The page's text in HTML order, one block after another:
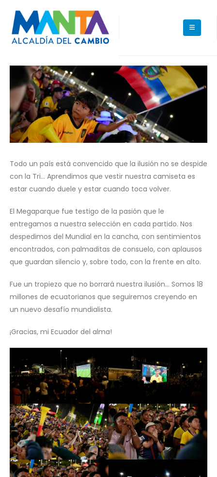
Todo un país está convencido que la ilusión no se despide
con la Tri… Aprendimos que vestir nuestra camiseta es
estar cuando duele y estar cuando toca volver.
El Megaparque fue testigo de la pasión que le
entregamos a nuestra selección en cada partido. Nos
despedimos del Mundial en la cancha, con sentimientos
encontrados, con palmaditas de consuelo, con aplausos
que guardan silencio y, sobre todo, con la frente en alto.
Fue un tropiezo que no borrará nuestra ilusión… Somos 18
millones de ecuatorianos que seguiremos creyendo en
un nuevo desafío mundialista.
¡Gracias, mi Ecuador del alma!